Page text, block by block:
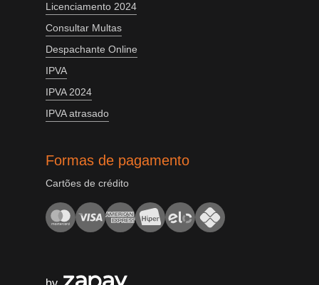
Licenciamento 2024
Consultar Multas
Despachante Online
IPVA
IPVA 2024
IPVA atrasado
Formas de pagamento
Cartões de crédito